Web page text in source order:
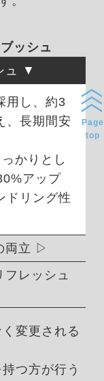
ッシュ
ュ
用し、約3
、長期間安
かりとし
アップ
ドリング性
両立
フレッシュ
変更される
つ方が行う
Page
top